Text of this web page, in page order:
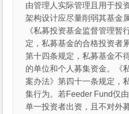
由管理人实际管理且用于投
架构设计应尽量削弱其基金
《私募投资基金监督管理暂
定，私募基金的合格投资者
第十四条规定，私募基金不
的单位和个人募集资金。《
案办法》第四十一条规定，
集行为。若Feeder Fund仅
单一投资者出资，且不对外